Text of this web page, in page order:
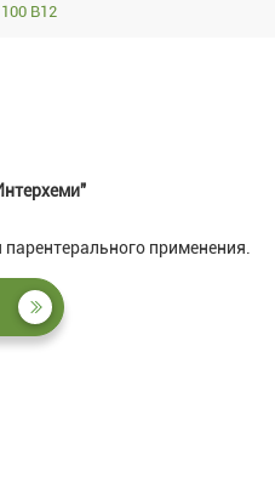
В12
применения.